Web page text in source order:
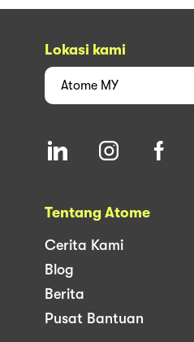
Lokasi kami
Atome MY
Tentang Atome
Cerita Kami
Blog
Berita
Pusat Bantuan